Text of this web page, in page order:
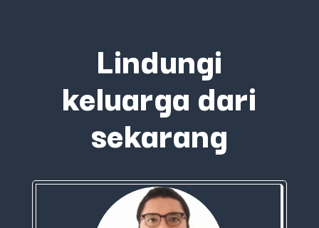
Lindungi
keluarga dari
sekarang